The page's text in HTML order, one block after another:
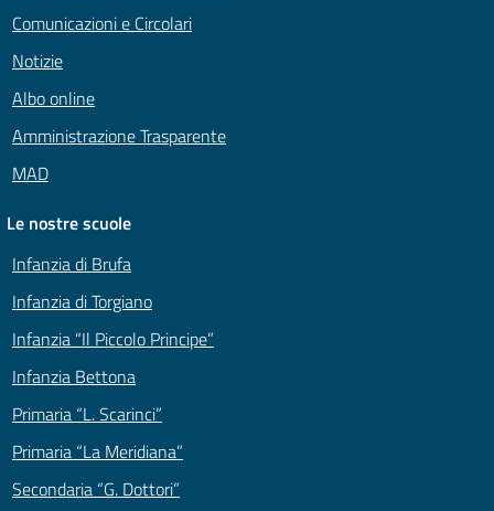
Comunicazioni e Circolari
Notizie
Albo online
Amministrazione Trasparente
MAD
Le nostre scuole
Infanzia di Brufa
Infanzia di Torgiano
Infanzia “Il Piccolo Principe”
Infanzia Bettona
Primaria “L. Scarinci”
Primaria “La Meridiana”
Secondaria “G. Dottori”